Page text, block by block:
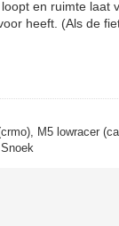
en ruimte
heeft. (Als de
M5 lowracer